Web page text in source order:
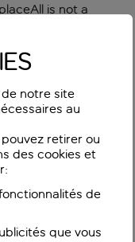
is not a
notre site
au
retirer ou
des cookies et
de
que vous